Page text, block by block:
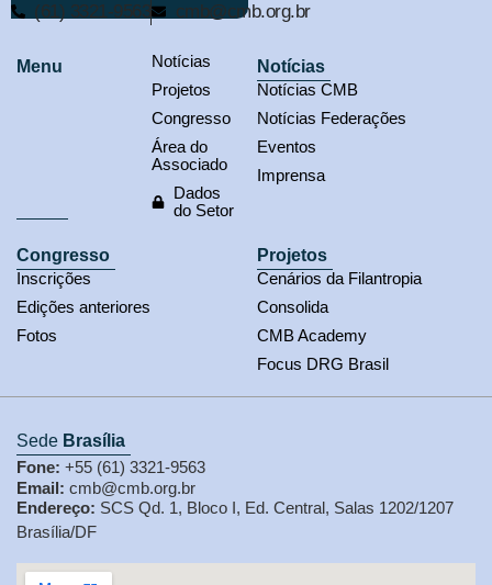
(61) 3321-9563 cmb@cmb.org.br
Menu
Notícias
Projetos
Congresso
Área do
Associado
Dados
do Setor
Notícias
Notícias CMB
Notícias Federações
Eventos
Imprensa
Congresso
Inscrições
Edições anteriores
Fotos
Projetos
Cenários da Filantropia
Consolida
CMB Academy
Focus DRG Brasil
Sede Brasília
Fone: +55 (61) 3321-9563
Email: cmb@cmb.org.br
Endereço: SCS Qd. 1, Bloco I, Ed. Central, Salas 1202/1207
Brasília/DF